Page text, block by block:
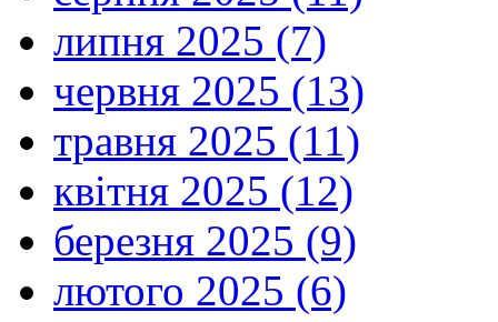
липня 2025 (7)
червня 2025 (13)
травня 2025 (11)
квітня 2025 (12)
березня 2025 (9)
лютого 2025 (6)